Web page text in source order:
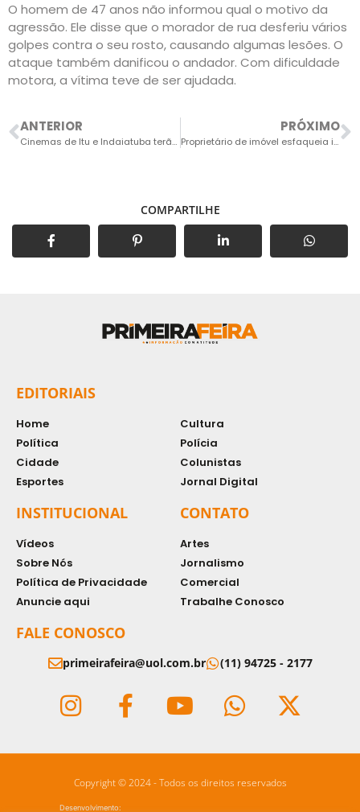
O homem de 47 anos não informou qual o motivo da
agressão. Ele disse que o morador de rua desferiu vários
golpes contra o seu rosto, causando algumas lesões. O
ataque também danificou o andador. Com dificuldade
motora, a vítima teve de ser ajudada.
ANTERIOR
Cinemas de Itu e Indaiatuba terão promoção com preços especiais até terça-feira
PRÓXIMO
Proprietário de imóvel esfaqueia inquilino durante discussão por dívida de R$ 200
COMPARTILHE
EDITORIAIS
Home
Política
Cidade
Esportes
Cultura
Polícia
Colunistas
Jornal Digital
INSTITUCIONAL
Vídeos
Sobre Nós
Política de Privacidade
Anuncie aqui
CONTATO
Artes
Jornalismo
Comercial
Trabalhe Conosco
FALE CONOSCO
primeirafeira@uol.com.br (11) 94725 - 2177
Copyright © 2024 - Todos os direitos reservados
Desenvolvimento: